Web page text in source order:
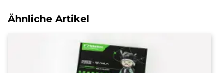
Ähnliche Artikel